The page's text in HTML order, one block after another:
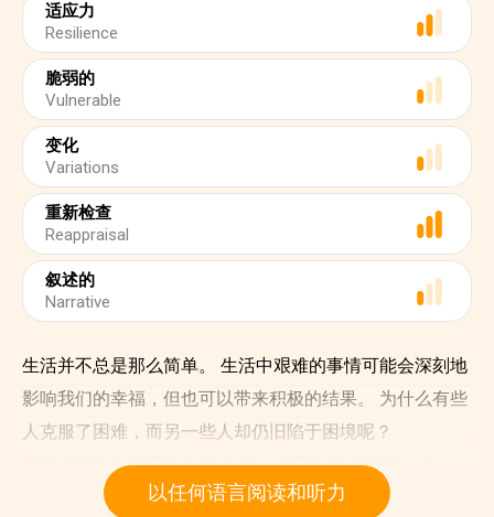
适应力
Resilience
脆弱的
Vulnerable
变化
Variations
重新检查
Reappraisal
叙述的
Narrative
生活并不总是那么简单。 生活中艰难的事情可能会深刻地
影响我们的幸福，但也可以带来积极的结果。 为什么有些
人克服了困难，而另一些人却仍旧陷于困境呢？
美国心理协会将适应力定义为“在逆境中良好适应的过
以任何语言阅读和听力